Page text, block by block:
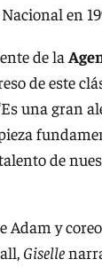
en
de la
de este
una gran
de
Adam y
Giselle